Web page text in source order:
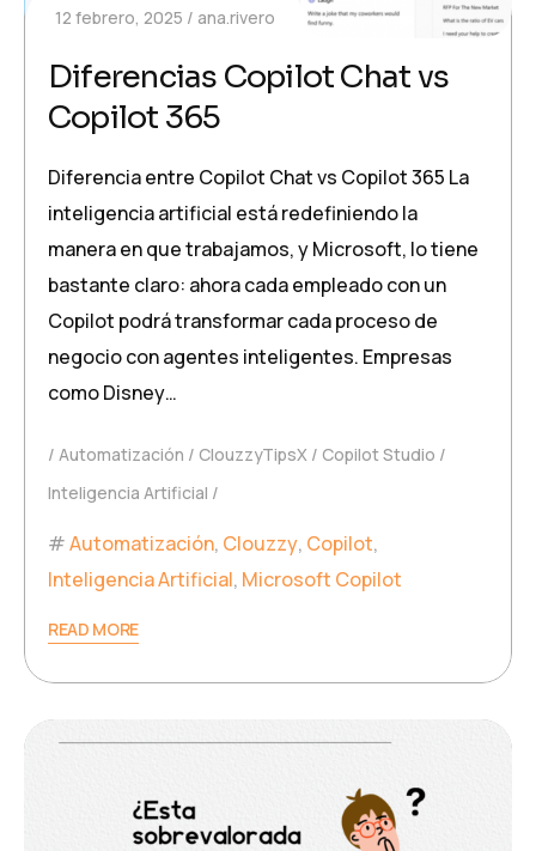
12 febrero, 2025 ana.rivero
Diferencias Copilot Chat vs
Copilot 365
Diferencia entre Copilot Chat vs Copilot 365 La
inteligencia artificial está redefiniendo la
manera en que trabajamos, y Microsoft, lo tiene
bastante claro: ahora cada empleado con un
Copilot podrá transformar cada proceso de
negocio con agentes inteligentes. Empresas
como Disney…
Automatización ClouzzyTipsX
Copilot Studio
Inteligencia Artificial
Automatización, Clouzzy, Copilot,
Inteligencia Artificial, Microsoft Copilot
READ MORE